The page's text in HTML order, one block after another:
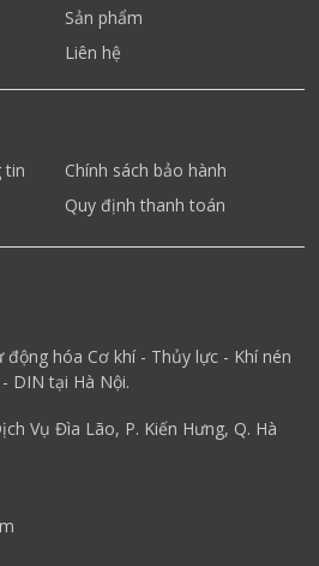
Sản phẩm
Liên hệ
tin
Chính sách bảo hành
Quy định thanh toán
hóa Cơ khí - Thủy lực - Khí nén
DIN tại Hà Nội.
Vụ Đìa Lão, P. Kiến Hưng, Q. Hà